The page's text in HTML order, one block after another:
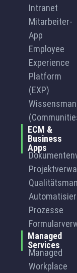
Intranet
Mitarbeiter-
App
Employee
Experience
Platform
(EXP)
ECM &
Business
Apps
Prozesse
Managed
Services
Managed
Workplace